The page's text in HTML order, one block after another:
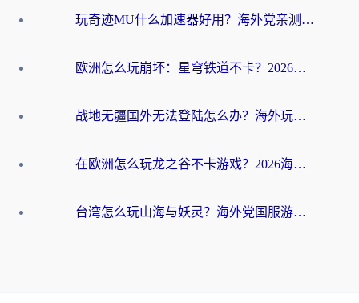
玩奇迹MU什么加速器好用？海外党亲测：这款加速器让你告别延迟卡顿！
欧洲怎么玩崩坏：星穹铁道不卡？2026海外玩家国服游戏加速器终极攻略
战地无疆国外无法登陆怎么办？海外玩家国服畅玩终极指南（附欧服魔兽EVE加速方案）
在欧洲怎么玩龙之谷不卡游戏？2026海外党国服游戏加速全攻略
台湾怎么玩山海与妖灵？海外党国服游戏加速全攻略，告别延迟卡顿